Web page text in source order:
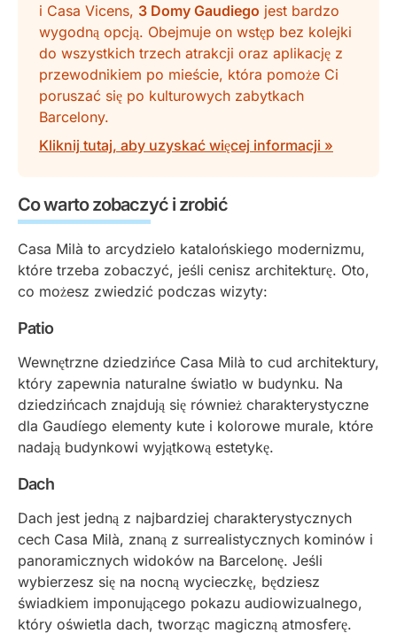
i Casa Vicens, 3 Domy Gaudiego jest bardzo
wygodną opcją. Obejmuje on wstęp bez kolejki
do wszystkich trzech atrakcji oraz aplikację z
przewodnikiem po mieście, która pomoże Ci
poruszać się po kulturowych zabytkach
Barcelony.
Kliknij tutaj, aby uzyskać więcej informacji »
Co warto zobaczyć i zrobić
Casa Milà to arcydzieło katalońskiego modernizmu,
które trzeba zobaczyć, jeśli cenisz architekturę. Oto,
co możesz zwiedzić podczas wizyty:
Patio
Wewnętrzne dziedzińce Casa Milà to cud architektury,
który zapewnia naturalne światło w budynku. Na
dziedzińcach znajdują się również charakterystyczne
dla Gaudíego elementy kute i kolorowe murale, które
nadają budynkowi wyjątkową estetykę.
Dach
Dach jest jedną z najbardziej charakterystycznych
cech Casa Milà, znaną z surrealistycznych kominów i
panoramicznych widoków na Barcelonę. Jeśli
wybierzesz się na nocną wycieczkę, będziesz
świadkiem imponującego pokazu audiowizualnego,
który oświetla dach, tworząc magiczną atmosferę.